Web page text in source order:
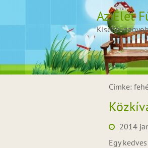
content
Az Élet
Kisebb-
Címke:
2014
Egy